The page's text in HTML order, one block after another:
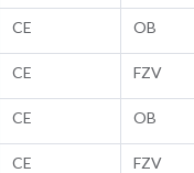
CE OB
CE FZV
CE OB
CE FZV